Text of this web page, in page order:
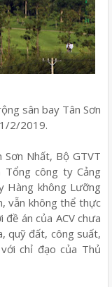
sân bay Tân Sơn
2/2019.
Sơn Nhất, Bộ GTVT
công ty Cảng
Hàng không Lưỡng
vẫn không thể thực
đề án của ACV chưa
quỹ đất, công suất,
chỉ đạo của Thủ